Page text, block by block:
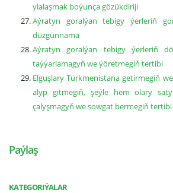
ylalaşmak boýunça gözükdiriji
Aýratyn goralýan tebigy ýerleriň
düzgünnama
Aýratyn goralýan tebigy ýerleriň
taýýarlamagyň we ýöretmegiň tertibi
Elguşlary Türkmenistana getirmegiň
alyp gitmegiň, şeýle hem olary
çalyşmagyň we sowgat bermegiň tertibi
Paýlaş
KATEGORIÝALAR